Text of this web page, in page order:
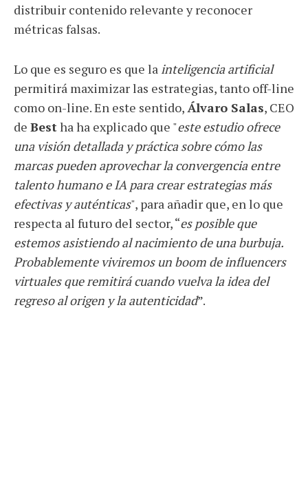
distribuir contenido relevante y reconocer
métricas falsas.
Lo que es seguro es que la inteligencia artificial
permitirá maximizar las estrategias, tanto off-line
como on-line. En este sentido,Álvaro Salas, CEO
de Bestha ha explicado que "este estudio ofrece
una visión detallada y práctica sobre cómo las
marcas pueden aprovechar la convergencia entre
talento humano e IA para crear estrategias más
efectivas y auténticas", para añadir que, en lo que
respecta al futuro del sector, “es posible que
estemos asistiendo al nacimiento de una burbuja.
Probablemente viviremos un boom de influencers
virtuales que remitirá cuando vuelva la idea del
regreso al origen y la autenticidad”.